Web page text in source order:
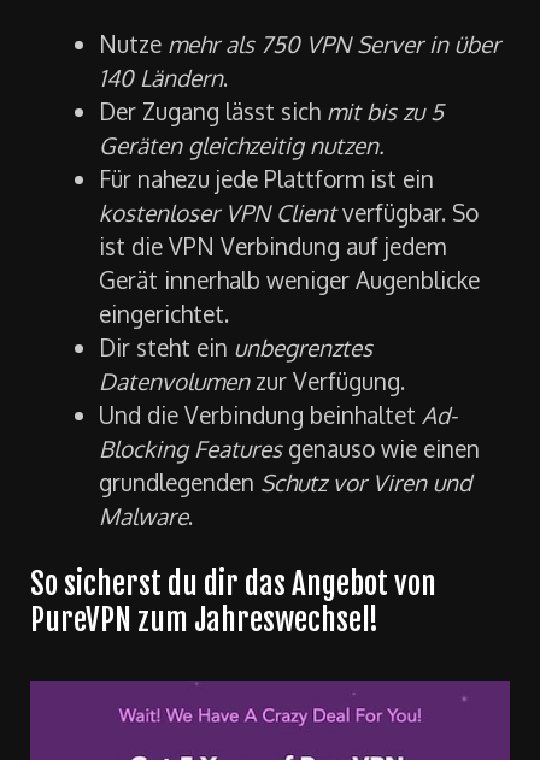
Nutze mehr als 750 VPN Server in über
140 Ländern.
Der Zugang lässt sich mit bis zu 5
Geräten gleichzeitig nutzen.
Für nahezu jede Plattform ist ein
kostenloser VPN Clientverfügbar. So
ist die VPN Verbindung auf jedem
Gerät innerhalb weniger Augenblicke
eingerichtet.
Dir steht ein unbegrenztes
Datenvolumenzur Verfügung.
Und die Verbindung beinhaltet Ad-
Blocking Featuresgenauso wie einen
grundlegenden Schutz vor Viren und
Malware.
So sicherst du dir das Angebot von
PureVPN zum Jahreswechsel!